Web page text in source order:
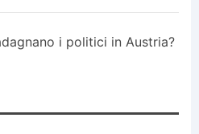
i politici in Austria?